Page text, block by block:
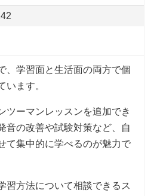
、学習面と生活面の両方で個
います。
ツーマンレッスンを追加でき
音の改善や試験対策など、自
て集中的に学べるのが魅力で
習方法について相談できるス